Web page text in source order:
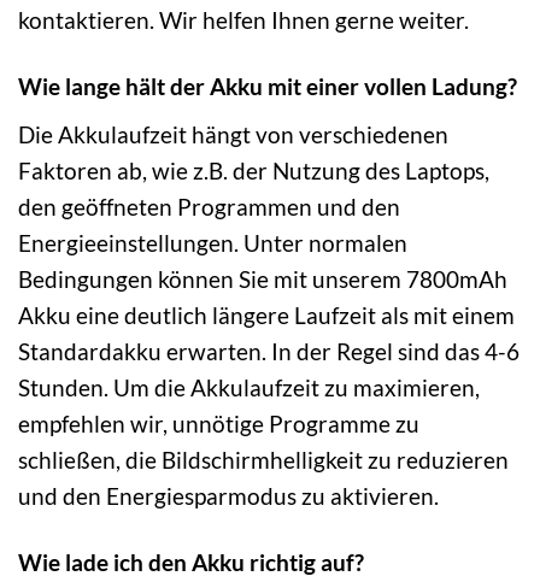
kontaktieren. Wir helfen Ihnen gerne weiter.
Wie lange hält der Akku mit einer vollen Ladung?
Die Akkulaufzeit hängt von verschiedenen
Faktoren ab, wie z.B. der Nutzung des Laptops,
den geöffneten Programmen und den
Energieeinstellungen. Unter normalen
Bedingungen können Sie mit unserem 7800mAh
Akku eine deutlich längere Laufzeit als mit einem
Standardakku erwarten. In der Regel sind das 4-6
Stunden. Um die Akkulaufzeit zu maximieren,
empfehlen wir, unnötige Programme zu
schließen, die Bildschirmhelligkeit zu reduzieren
und den Energiesparmodus zu aktivieren.
Wie lade ich den Akku richtig auf?